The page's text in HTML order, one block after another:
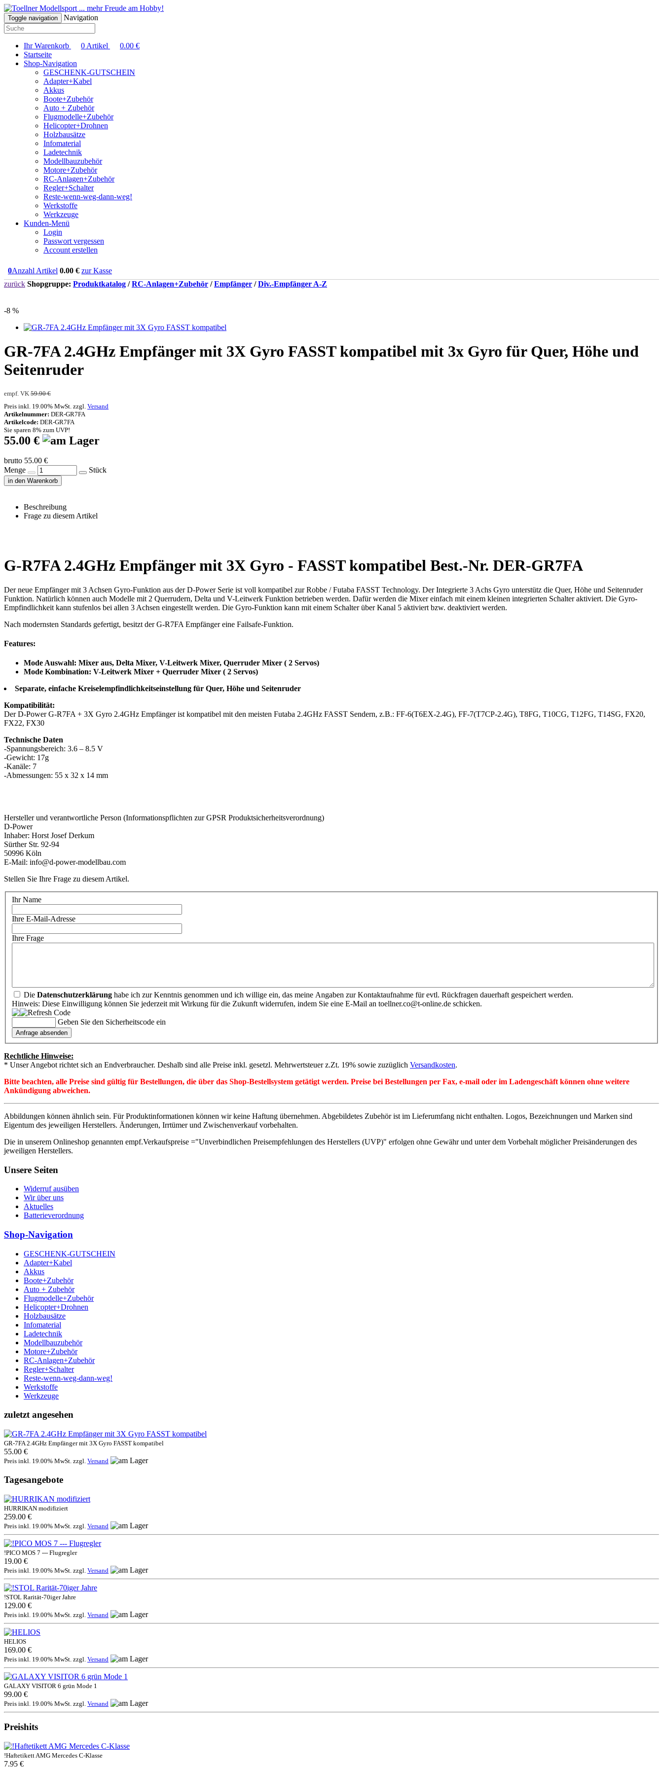
... mehr Freude am Hobby!
Toggle navigation Navigation
Ihr Warenkorb 0 Artikel 0.00 €
Startseite
Shop-Navigation
GESCHENK-GUTSCHEIN
Adapter+Kabel
Akkus
Boote+Zubehör
Auto + Zubehör
Flugmodelle+Zubehör
Helicopter+Drohnen
Holzbausätze
Infomaterial
Ladetechnik
Modellbauzubehör
Motore+Zubehör
RC-Anlagen+Zubehör
Regler+Schalter
Reste-wenn-weg-dann-weg!
Werkstoffe
Werkzeuge
Kunden-Menü
Login
Passwort vergessen
Account erstellen
0Anzahl Artikel 0.00 € zur Kasse
zurück Shopgruppe: Produktkatalog /RC-Anlagen+Zubehör /Empfänger /Div.-Empfänger A-Z
-8 %
GR-7FA 2.4GHz Empfänger mit 3X Gyro FASST kompatibel mit 3x Gyro für Quer, Höhe und
Seitenruder
empf. VK 59.90 €
Preis inkl. 19.00% MwSt. zzgl. Versand
Artikelnummer: DER-GR7FA
Artikelcode: DER-GR7FA
Sie sparen 8% zum UVP!
55.00 €
brutto 55.00 €
Menge
Stück
in den Warenkorb
Beschreibung
Frage zu diesem Artikel
G-R7FA 2.4GHz Empfänger mit 3X Gyro - FASST kompatibel Best.-Nr. DER-GR7FA
Der neue Empfänger mit 3 Achsen Gyro-Funktion aus der D-Power Serie ist voll kompatibel zur Robbe / Futaba FASST Technology. Der Integrierte 3 Achs Gyro unterstütz die Quer, Höhe und Seitenruder
Funktion. Natürlich können auch Modelle mit 2 Querrudern, Delta und V-Leitwerk Funktion betrieben werden. Dafür werden die Mixer einfach mit einem kleinen integrierten Schalter aktiviert. Die Gyro-
Empfindlichkeit kann stufenlos bei allen 3 Achsen eingestellt werden. Die Gyro-Funktion kann mit einem Schalter über Kanal 5 aktiviert bzw. deaktiviert werden.
Nach modernsten Standards gefertigt, besitzt der G-R7FA Empfänger eine Failsafe-Funktion.
Features:
Mode Auswahl: Mixer aus, Delta Mixer, V-Leitwerk Mixer, Querruder Mixer ( 2 Servos)
Mode Kombination: V-Leitwerk Mixer + Querruder Mixer ( 2 Servos)
Separate, einfache Kreiselempfindlichkeitseinstellung für Quer, Höhe und Seitenruder
Kompatibilität:
Der D-Power G-R7FA + 3X Gyro 2.4GHz Empfänger ist kompatibel mit den meisten Futaba 2.4GHz FASST Sendern, z.B.: FF-6(T6EX-2.4G), FF-7(T7CP-2.4G), T8FG, T10CG, T12FG, T14SG, FX20,
FX22, FX30
Technische Daten
-Spannungsbereich: 3.6 – 8.5 V
-Gewicht: 17g
-Kanäle: 7
-Abmessungen: 55 x 32 x 14 mm
Hersteller und verantwortliche Person (Informationspflichten zur GPSR Produktsicherheitsverordnung)
D-Power
Inhaber: Horst Josef Derkum
Sürther Str. 92-94
50996 Köln
E-Mail: info@d-power-modellbau.com
Stellen Sie Ihre Frage zu diesem Artikel.
Ihr Name
Ihre E-Mail-Adresse
Ihre Frage
Die Datenschutzerklärung habe ich zur Kenntnis genommen und ich willige ein, das meine Angaben zur Kontaktaufnahme für evtl. Rückfragen dauerhaft gespeichert werden.
Hinweis: Diese Einwilligung können Sie jederzeit mit Wirkung für die Zukunft widerrufen, indem Sie eine E-Mail an toellner.co@t-online.de schicken.
Geben Sie den Sicherheitscode ein
Rechtliche Hinweise:
* Unser Angebot richtet sich an Endverbraucher. Deshalb sind alle Preise inkl. gesetzl. Mehrwertsteuer z.Zt. 19% sowie zuzüglich Versandkosten.
Bitte beachten, alle Preise sind gültig für Bestellungen, die über das Shop-Bestellsystem getätigt werden. Preise bei Bestellungen per Fax, e-mail oder im Ladengeschäft können ohne weitere
Ankündigung abweichen.
Abbildungen können ähnlich sein. Für Produktinformationen können wir keine Haftung übernehmen. Abgebildetes Zubehör ist im Lieferumfang nicht enthalten. Logos, Bezeichnungen und Marken sind
Eigentum des jeweiligen Herstellers. Änderungen, Irrtümer und Zwischenverkauf vorbehalten.
Die in unserem Onlineshop genannten empf.Verkaufspreise ="Unverbindlichen Preisempfehlungen des Herstellers (UVP)" erfolgen ohne Gewähr und unter dem Vorbehalt möglicher Preisänderungen des
jeweiligen Herstellers.
Unsere Seiten
Widerruf ausüben
Wir über uns
Aktuelles
Batterieverordnung
Shop-Navigation
GESCHENK-GUTSCHEIN
Adapter+Kabel
Akkus
Boote+Zubehör
Auto + Zubehör
Flugmodelle+Zubehör
Helicopter+Drohnen
Holzbausätze
Infomaterial
Ladetechnik
Modellbauzubehör
Motore+Zubehör
RC-Anlagen+Zubehör
Regler+Schalter
Reste-wenn-weg-dann-weg!
Werkstoffe
Werkzeuge
zuletzt angesehen
GR-7FA 2.4GHz Empfänger mit 3X Gyro FASST kompatibel
55.00 €
Preis inkl. 19.00% MwSt. zzgl. Versand
Tagesangebote
HURRIKAN modifiziert
259.00 €
Preis inkl. 19.00% MwSt. zzgl. Versand
!PICO MOS 7 --- Flugregler
19.00 €
Preis inkl. 19.00% MwSt. zzgl. Versand
!STOL Rarität-70iger Jahre
129.00 €
Preis inkl. 19.00% MwSt. zzgl. Versand
HELIOS
169.00 €
Preis inkl. 19.00% MwSt. zzgl. Versand
GALAXY VISITOR 6 grün Mode 1
99.00 €
Preis inkl. 19.00% MwSt. zzgl. Versand
Preishits
!Haftetikett AMG Mercedes C-Klasse
7.95 €